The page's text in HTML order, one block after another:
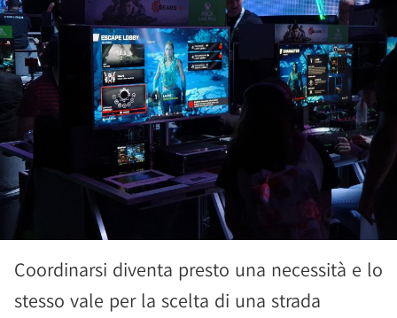
Coordinarsi diventa presto una necessità e lo
stesso vale per la scelta di una strada